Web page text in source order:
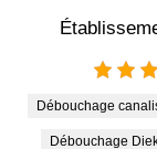
Débouchage
Débouchage